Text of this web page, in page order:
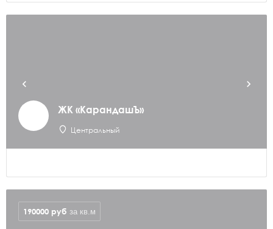
ЖК «КарандашЪ»
Центральный
190000 руб за кв.м